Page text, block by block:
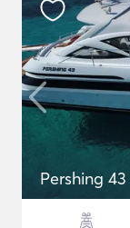
Pershing 43